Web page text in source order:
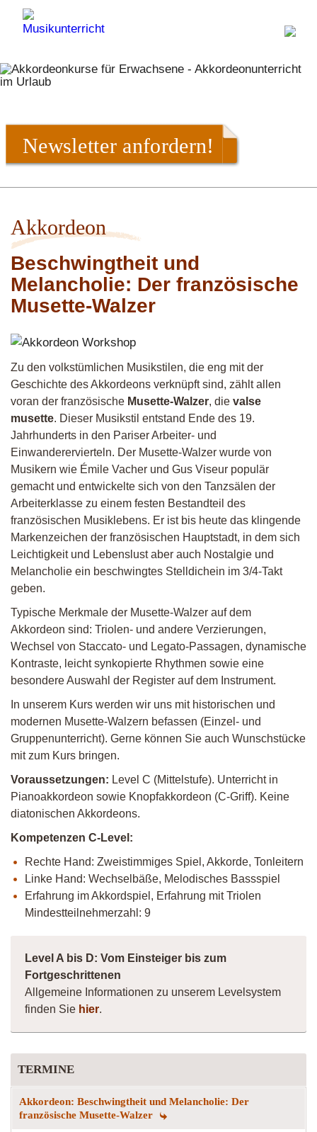
Newsletter anfordern!
Akkordeon
Beschwingtheit und
Melancholie: Der französische
Musette-Walzer
Zu den volkstümlichen Musikstilen, die eng mit der
Geschichte des Akkordeons verknüpft sind, zählt allen
voran der französische Musette-Walzer, die valse
musette. Dieser Musikstil entstand Ende des 19.
Jahrhunderts in den Pariser Arbeiter- und
Einwanderervierteln. Der Musette-Walzer wurde von
Musikern wie Émile Vacher und Gus Viseur populär
gemacht und entwickelte sich von den Tanzsälen der
Arbeiterklasse zu einem festen Bestandteil des
französischen Musiklebens. Er ist bis heute das klingende
Markenzeichen der französischen Hauptstadt, in dem sich
Leichtigkeit und Lebenslust aber auch Nostalgie und
Melancholie ein beschwingtes Stelldichein im 3/4-Takt
geben.
Typische Merkmale der Musette-Walzer auf dem
Akkordeon sind: Triolen- und andere Verzierungen,
Wechsel von Staccato- und Legato-Passagen, dynamische
Kontraste, leicht synkopierte Rhythmen sowie eine
besondere Auswahl der Register auf dem Instrument.
In unserem Kurs werden wir uns mit historischen und
modernen Musette-Walzern befassen (Einzel- und
Gruppenunterricht). Gerne können Sie auch Wunschstücke
mit zum Kurs bringen.
Voraussetzungen: Level C (Mittelstufe). Unterricht in
Pianoakkordeon sowie Knopfakkordeon (C-Griff). Keine
diatonischen Akkordeons.
Kompetenzen C-Level:
Rechte Hand: Zweistimmiges Spiel, Akkorde, Tonleitern
Linke Hand: Wechselbäße, Melodisches Bassspiel
Erfahrung im Akkordspiel, Erfahrung mit Triolen
Mindestteilnehmerzahl: 9
Level A bis D: Vom Einsteiger bis zum
Fortgeschrittenen
Allgemeine Informationen zu unserem Levelsystem
finden Sie hier.
TERMINE
Akkordeon: Beschwingtheit und Melancholie: Der
französische Musette-Walzer